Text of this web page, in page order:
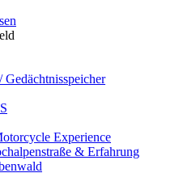
Gedächtnisspeicher
Experience
& Erfahrung